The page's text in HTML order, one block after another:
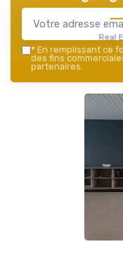
Real
* En remplissant ce
des fins
partenaires.